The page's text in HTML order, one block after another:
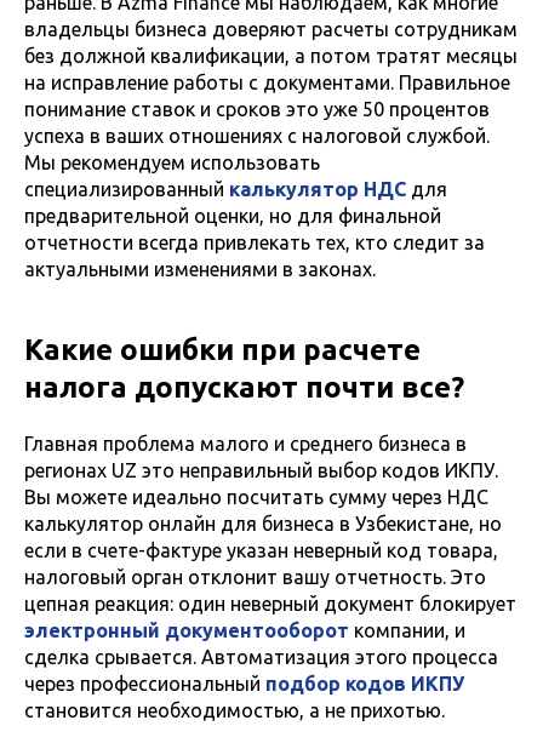
владельцы бизнеса доверяют расчеты сотрудникам
без должной квалификации, а потом тратят месяцы
на исправление работы с документами. Правильное
понимание ставок и сроков это уже 50 процентов
успеха в ваших отношениях с налоговой службой.
Мы рекомендуем использовать
специализированный калькулятор НДС для
предварительной оценки, но для финальной
отчетности всегда привлекать тех, кто следит за
актуальными изменениями в законах.
Какие ошибки при расчете
налога допускают почти все?
Главная проблема малого и среднего бизнеса в
регионах UZ это неправильный выбор кодов ИКПУ.
Вы можете идеально посчитать сумму через НДС
калькулятор онлайн для бизнеса в Узбекистане, но
если в счете-фактуре указан неверный код товара,
налоговый орган отклонит вашу отчетность. Это
цепная реакция: один неверный документ блокирует
электронный документооборот компании, и
сделка срывается. Автоматизация этого процесса
через профессиональный подбор кодов ИКПУ
становится необходимостью, а не прихотью.